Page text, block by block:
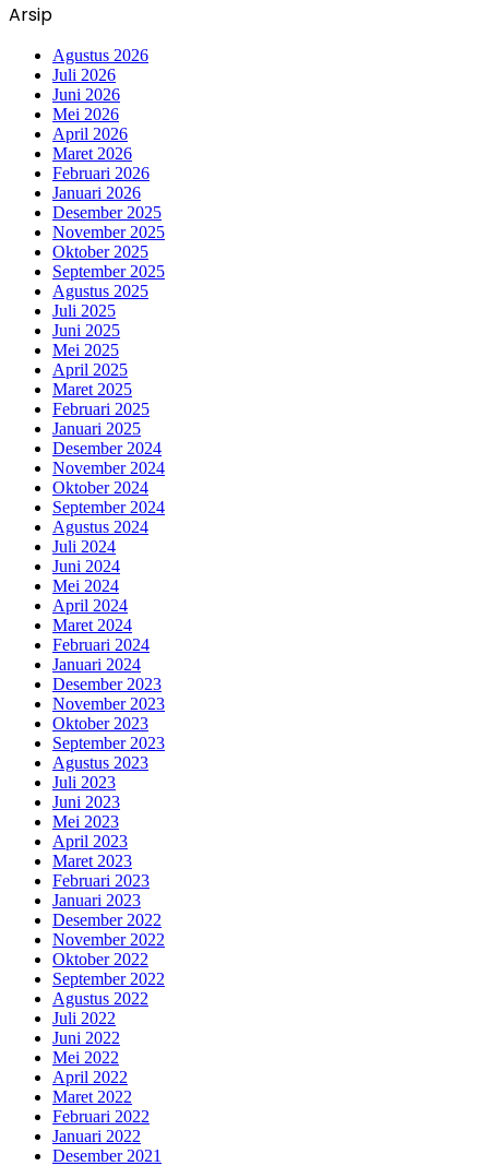
Arsip
Agustus 2026
Juli 2026
Juni 2026
Mei 2026
April 2026
Maret 2026
Februari 2026
Januari 2026
Desember 2025
November 2025
Oktober 2025
September 2025
Agustus 2025
Juli 2025
Juni 2025
Mei 2025
April 2025
Maret 2025
Februari 2025
Januari 2025
Desember 2024
November 2024
Oktober 2024
September 2024
Agustus 2024
Juli 2024
Juni 2024
Mei 2024
April 2024
Maret 2024
Februari 2024
Januari 2024
Desember 2023
November 2023
Oktober 2023
September 2023
Agustus 2023
Juli 2023
Juni 2023
Mei 2023
April 2023
Maret 2023
Februari 2023
Januari 2023
Desember 2022
November 2022
Oktober 2022
September 2022
Agustus 2022
Juli 2022
Juni 2022
Mei 2022
April 2022
Maret 2022
Februari 2022
Januari 2022
Desember 2021